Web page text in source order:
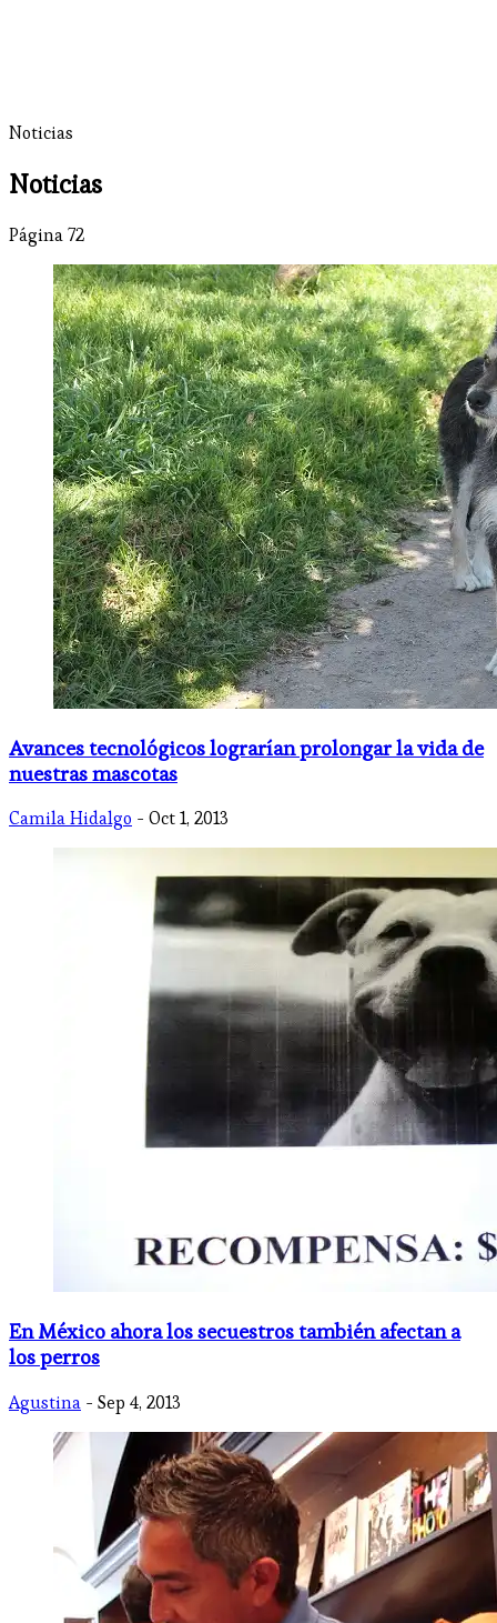
Noticias
Noticias
Página 72
Avances tecnológicos lograrían prolongar la vida de
nuestras mascotas
Camila Hidalgo - Oct 1, 2013
En México ahora los secuestros también afectan a
los perros
Agustina - Sep 4, 2013